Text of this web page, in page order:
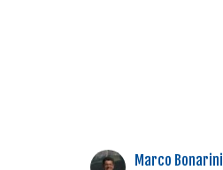
Marco Bonarini